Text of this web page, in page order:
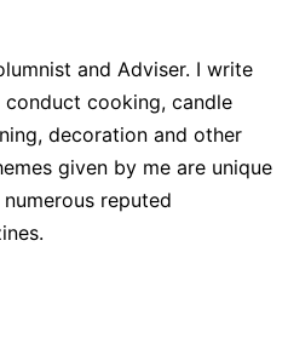
and Adviser. I write
cooking, candle
decoration and other
given by me are unique
reputed